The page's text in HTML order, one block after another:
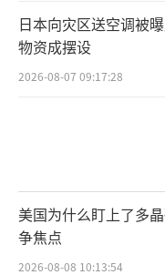
日本向灾区送空调被
物资成摆设
2026-08-07 09:17:28
美国为什么盯上了多
争焦点
2026-08-08 10:13:54